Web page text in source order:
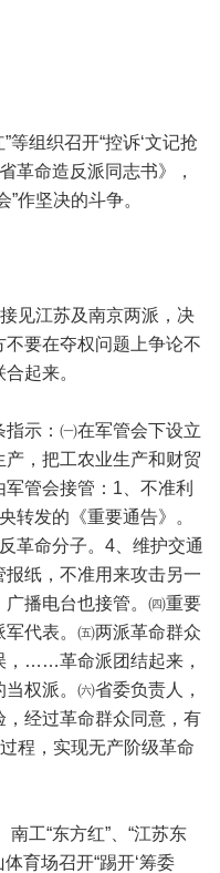
组织召开“控诉‘文记抢
革命造反派同志书》，
作坚决的斗争。
见江苏及南京两派，决
要在夺权问题上争论不
起来。
示：㈠在军管会下设立
，把工农业生产和财贸
管会接管：1、不准利
转发的《重要通告》。
革命分子。4、维护交通
纸，不准用来攻击另一
播电台也接管。㈣重要
代表。㈤两派革命群众
，……革命派团结起来，
权派。㈥省委负责人，
经过革命群众同意，有
程，实现无产阶级革命
工“东方红”、“江苏东
育场召开“踢开‘筹委